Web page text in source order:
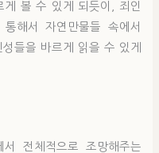
게 볼 수 있게 되듯이, 죄인
해서 자연만물들 속에서
들을 바르게 읽을 수 있게
전체적으로 조망해주는